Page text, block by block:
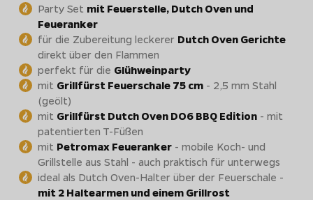
Party Set mit Feuerstelle, Dutch Oven und
Feueranker
für die Zubereitung leckerer Dutch Oven Gerichte
direkt über den Flammen
perfekt für die Glühweinparty
mit Grillfürst Feuerschale 75 cm - 2,5 mm Stahl
(geölt)
mit Grillfürst Dutch Oven DO6 BBQ Edition - mit
patentierten T-Füßen
mit Petromax Feueranker - mobile Koch- und
Grillstelle aus Stahl - auch praktisch für unterwegs
ideal als Dutch Oven-Halter über der Feuerschale -
mit 2 Haltearmen und einem Grillrost